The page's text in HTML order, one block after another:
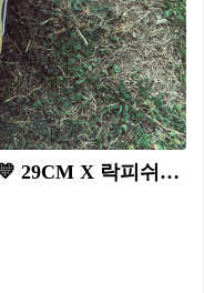
김민하처럼 여름 레인부츠룩👢💛 29CM X 락피쉬웨더웨어🇬🇧러블리한 여름 코디 준비해 #광고 오묘한 분위기를 자아내는 김민하가 락피쉬웨더웨어와 함께한 화보가 공개되었습니다. 화보 속 김민하는 락피쉬웨더웨어의 여름 이야기를 사랑스러운 스타일링으로 표현했는데요. 화보 단독 공개 기념으로 29CM에서 화보 속 아이템을 최대 할인율로 만나볼 수 있는 기획전도 개최한다고 합니다. 할인 혜택과 다양한 이벤트를 포함한 상세 내용은 29CM에서 지금 바로 확인해 보세요! 29CM 락피쉬웨더웨어 x 김민하 기획전. 1. 기간: 5월 28일 - 6월 10일 2. 혜택 - 최대 20% 할인 + 추가 10% 쿠폰 - 화보 속 아이템 구매 시 선착순 3명 플랫폼 롱 부츠 증정 및 포토 리뷰 이벤트 진행